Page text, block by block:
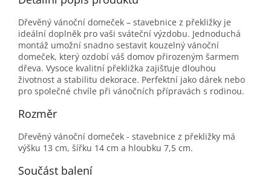
Dřevěný vánoční domeček – stavebnice z překližky je
ideální doplněk pro vaši sváteční výzdobu. Jednoduchá
montáž umožní snadno sestavit kouzelný vánoční
domeček, který ozdobí váš domov přirozeným šarmem
dřeva. Vysoce kvalitní překližka zajišťuje dlouhou
životnost a stabilitu dekorace. Perfektní jako dárek nebo
pro společné chvíle při vánočních přípravách s rodinou.
Rozměr
Dřevěný vánoční domeček - stavebnice z překližky má
výšku 13 cm, šířku 14 cm a hloubku 7,5 cm.
Součást balení